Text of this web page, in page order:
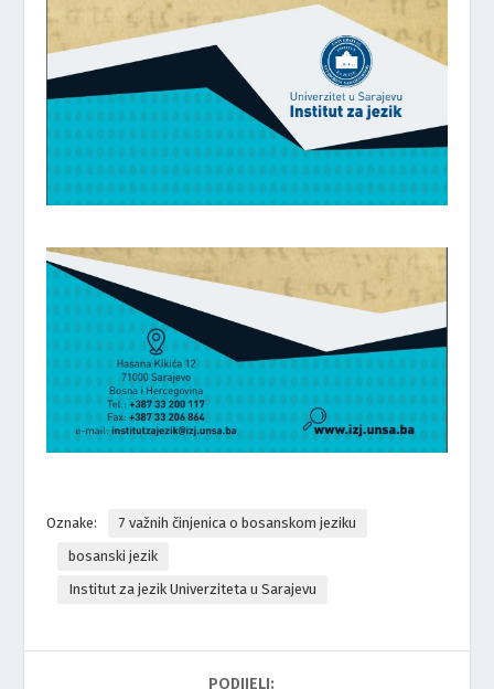
Oznake:
7 važnih činjenica o bosanskom jeziku
bosanski jezik
Institut za jezik Univerziteta u Sarajevu
PODIJELI: